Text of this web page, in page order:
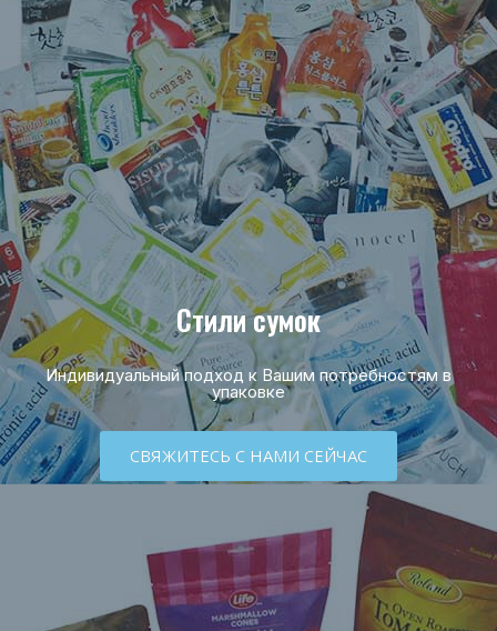
Стили сумок
Индивидуальный подход к Вашим потребностям в
упаковке
СВЯЖИТЕСЬ С НАМИ СЕЙЧАС